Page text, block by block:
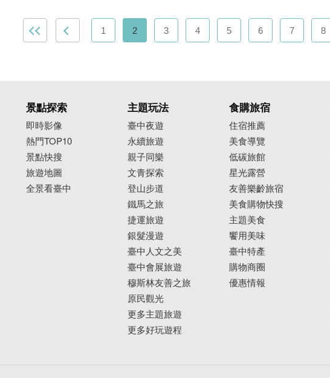
1 2 3 4 5 6 7 8
景點探索
即時影像
熱門TOP10
景點快搜
旅遊地圖
全景看臺中
主題玩法
臺中夜遊
永續旅遊
親子同樂
文青探索
登山步道
鐵馬之旅
捷運旅遊
銀髮漫遊
臺中人文之美
臺中會展旅遊
穆斯林友善之旅
原民觀光
更多主題旅遊
更多好玩遊程
食購旅宿
住宿推薦
美食導覽
低碳旅館
星光露營
友善樂齡旅宿
美食購物快搜
主題美食
饗用美味
臺中特產
購物商圈
優惠情報